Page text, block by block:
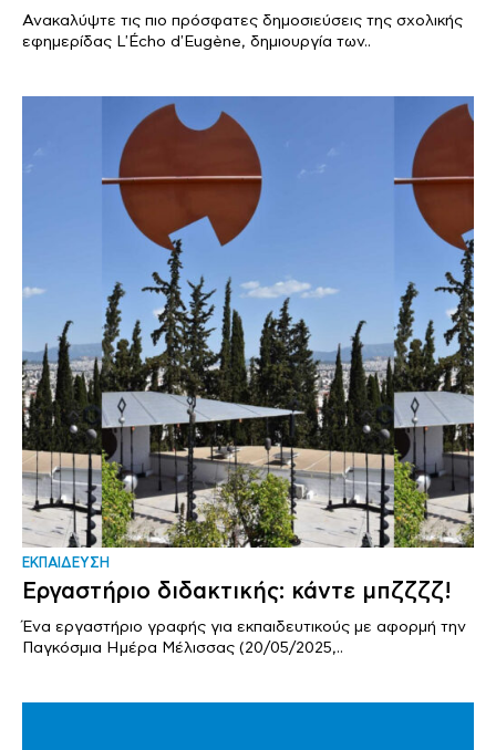
Ανακαλύψτε τις πιο πρόσφατες δημοσιεύσεις της σχολικής
εφημερίδας L'Écho d'Eugène, δημιουργία των..
ΕΚΠΑΙΔΕΥΣΗ
Εργαστήριο διδακτικής: κάντε μπζζζζ!
Ένα εργαστήριο γραφής για εκπαιδευτικούς με αφορμή την
Παγκόσμια Ημέρα Μέλισσας (20/05/2025,..